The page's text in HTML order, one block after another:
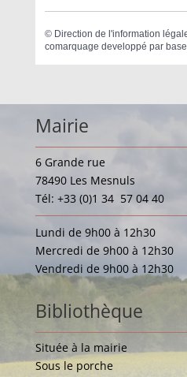
© Direction de l'information
comarquage developpé par
Mairie
6 Grande rue
78490 Les Mesnuls
Tél: +33 (0)1 34 57 04 40
Lundi de 9h00 à 12h30
Mercredi de 9h00 à 12h30
Vendredi de 9h00 à 12h30
Bibliothèque
Située à la mairie
Sous le porche